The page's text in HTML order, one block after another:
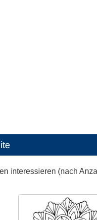
interessieren (nach